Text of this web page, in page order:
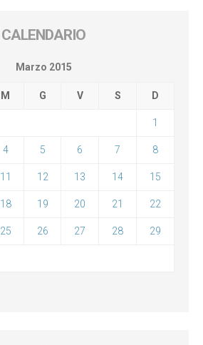
CALENDARIO
Marzo 2015
M G V S D
1
4 5 6 7 8
11 12 13 14 15
18 19 20 21 22
25 26 27 28 29